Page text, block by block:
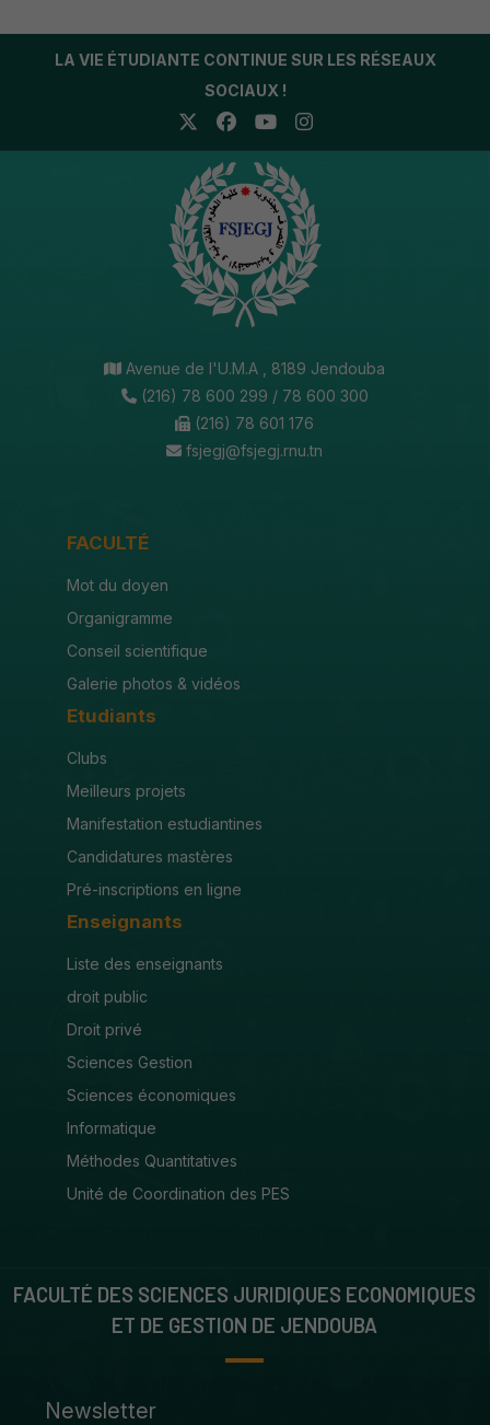
LA VIE ÉTUDIANTE CONTINUE SUR LES RÉSEAUX
SOCIAUX !
Avenue de l'U.M.A , 8189 Jendouba
(216) 78 600 299 / 78 600 300
(216) 78 601 176
fsjegj@fsjegj.rnu.tn
FACULTÉ
Mot du doyen
Organigramme
Conseil scientifique
Galerie photos & vidéos
Etudiants
Clubs
Meilleurs projets
Manifestation estudiantines
Candidatures mastères
Pré-inscriptions en ligne
Enseignants
Liste des enseignants
droit public
Droit privé
Sciences Gestion
Sciences économiques
Informatique
Méthodes Quantitatives
Unité de Coordination des PES
FACULTÉ DES SCIENCES JURIDIQUES ECONOMIQUES
ET DE GESTION DE JENDOUBA
Newsletter